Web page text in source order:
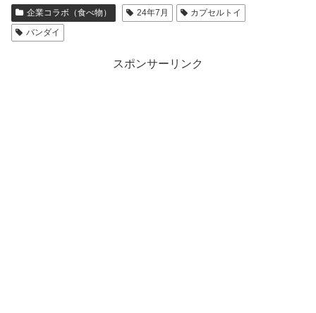
企業コラボ（食べ物） 24年7月
カプセルトイ
バンダイ
スポンサーリンク